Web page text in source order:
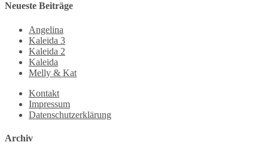
Neueste Beiträge
Angelina
Kaleida 3
Kaleida 2
Kaleida
Melly & Kat
Kontakt
Impressum
Datenschutzerklärung
Archiv